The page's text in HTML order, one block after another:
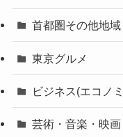
首都圏その他地域
東京グルメ
ビジネス(エコノ
芸術・音楽・映画